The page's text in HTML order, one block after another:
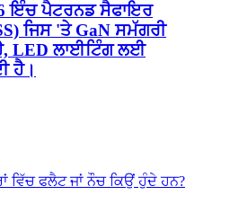
ਇੰਚ ਪੈਟਰਨਡ ਸੈਫਾਇਰ
ਜਿਸ 'ਤੇ GaN ਸਮੱਗਰੀ
LED ਲਾਈਟਿੰਗ ਲਈ
ਹੈ।